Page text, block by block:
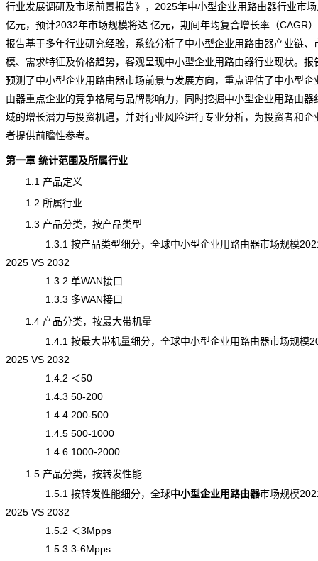
行业发展调研及市场前景报告》，2025年中小型企业用路由器行业市
亿元，预计2032年市场规模将达 亿元，期间年均复合增长率（CAGR
报告基于多年行业研究经验，系统分析了中小型企业用路由器产业链、
模、需求特征及价格趋势，客观呈现中小型企业用路由器行业现状。报
预测了中小型企业用路由器市场前景与发展方向，重点评估了中小型企
由器重点企业的竞争格局与品牌影响力，同时挖掘中小型企业用路由器
域的增长潜力与投资机遇，并对行业风险进行专业分析，为投资者和企
者提供前瞻性参考。
第一章 统计范围及所属行业
1.1 产品定义
1.2 所属行业
1.3 产品分类，按产品类型
1.3.1 按产品类型细分，全球中小型企业用路由器市场规模
2025 VS 2032
1.3.2 单WAN接口
1.3.3 多WAN接口
1.4 产品分类，按最大带机量
1.4.1 按最大带机量细分，全球中小型企业用路由器市场规模
2025 VS 2032
1.4.2 ＜50
1.4.3 50-200
1.4.4 200-500
1.4.5 500-1000
1.4.6 1000-2000
1.5 产品分类，按转发性能
1.5.1 按转发性能细分，全球中小型企业用路由器市场规模
2025 VS 2032
1.5.2 ＜3Mpps
1.5.3 3-6Mpps